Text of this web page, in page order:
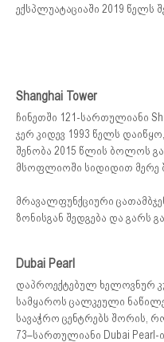
ექსპლუატაციაში 2019 წელს
Shanghai Tower
ჩინეთში 121-სართულიანი
ჯერ კიდევ 1993 წელს
შენობა 2015 წლის ბოლოს
მსოფლიოში სიდიდით მერე
მრავალფუნქციური
ზონისგან შედგება და გარს
Dubai Pearl
დაპროექტებულ ხელოვნურ
სამყაროს ცალკეული
სავაჭრო ცენტრებს შორის,
73–სართულიანი Dubai